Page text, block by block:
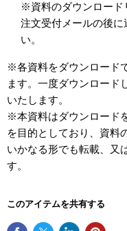
※資料のダウンロード
注文受付メールの後
い。
※各資料をダウンロード
ます。一度ダウンロード
いたします。
※本資料はダウンロード
を目的としており、資料
いかなる形でも転載、又
す。
このアイテムを共有する